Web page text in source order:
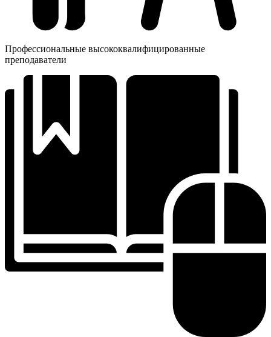
Профессиональные высококвалифицированные
преподаватели